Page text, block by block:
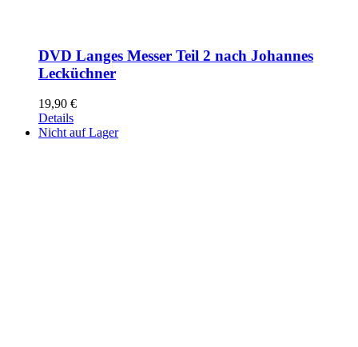
DVD Langes Messer Teil 2 nach Johannes
Lecküchner
19,90 €
Details
Nicht auf Lager